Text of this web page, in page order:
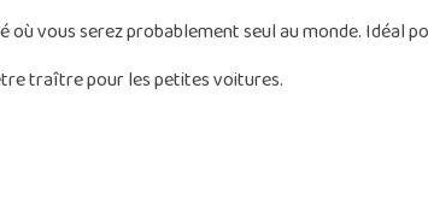
vous serez probablement seul au monde. Idéal
traître pour les petites voitures.